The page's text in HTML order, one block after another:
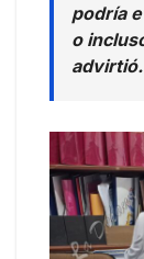
podría
o
advirtió.